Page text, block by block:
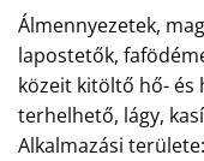
Álmennyezetek,
lapostetők,
közeit kitöltő hő- és
terhelhető, lágy,
Alkalmazási